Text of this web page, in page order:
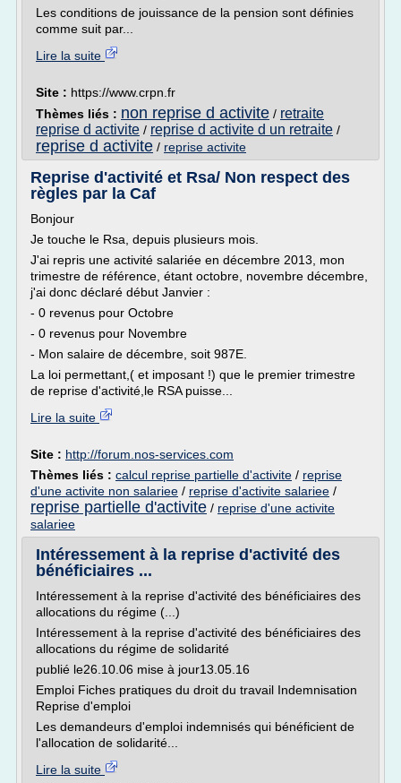
Les conditions de jouissance de la pension sont définies
comme suit par...
Lire la suite
Site : https://www.crpn.fr
Thèmes liés : non reprise d activite / retraite
reprise d activite / reprise d activite d un retraite /
reprise d activite / reprise activite
Reprise d'activité et Rsa/ Non respect des
règles par la Caf
Bonjour
Je touche le Rsa, depuis plusieurs mois.
J'ai repris une activité salariée en décembre 2013, mon
trimestre de référence, étant octobre, novembre décembre,
j'ai donc déclaré début Janvier :
- 0 revenus pour Octobre
- 0 revenus pour Novembre
- Mon salaire de décembre, soit 987E.
La loi permettant,( et imposant !) que le premier trimestre
de reprise d'activité,le RSA puisse...
Lire la suite
Site : http://forum.nos-services.com
Thèmes liés : calcul reprise partielle d'activite / reprise
d'une activite non salariee / reprise d'activite salariee /
reprise partielle d'activite / reprise d'une activite
salariee
Intéressement à la reprise d'activité des
bénéficiaires ...
Intéressement à la reprise d'activité des bénéficiaires des
allocations du régime (...)
Intéressement à la reprise d'activité des bénéficiaires des
allocations du régime de solidarité
publié le26.10.06 mise à jour13.05.16
Emploi Fiches pratiques du droit du travail Indemnisation
Reprise d'emploi
Les demandeurs d'emploi indemnisés qui bénéficient de
l'allocation de solidarité...
Lire la suite